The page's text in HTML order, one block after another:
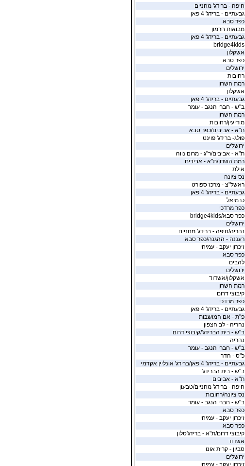
חיפה - ברידג' מחניים
גבעתיים - ברידג' 4 פאן
כפר סבא
מבואות חרמון
גבעתיים - ברידג' 4 פאן
bridge4kids
אשקלון
כפר סבא
ירושלים
רחובות
רמת השרון
אשקלון
גבעתיים - ברידג' 4 פאן
ב"ש - חברי הנגב - עומר
רמת השרון
מודיעין/רחובות
ת"א - אביבים/כפר סבא
פולג- ברידג' פוינט
ירושלים
ת"א - אביבים/ר"ג - מרום נווה
רמת השרון/ת"א - אביבים
אילת
נס ציונה
ראשל"צ - מרכז ספורט
גבעתיים - ברידג' 4 פאן
כרמיאל
כפר מרדכי
כפר סבא/bridge4kids
ירושלים
נהריה/חיפה - ברידג' מחניים
רעננה - ההגנה/כפר סבא
זיכרון יעקב - עמיחי
כפר סבא
להבים
ירושלים
אשקלון/אשדוד
רמת השרון
קיבוצי דרום
כפר מרדכי
גבעתיים - ברידג' 4 פאן
פ"ת - אם המושבות
נהריה - לב הצפון
ב"ש - בית הברידג'/קיבוצי דרום
נהריה
ב"ש - חברי הנגב - עומר
כ"ס - הדר
גבעתיים - ברידג' 4 פאן/ברידג' אונליין אקדמי
ב"ש - בית הברידג'
ת"א - אביבים
חיפה - ברידג' מחניים/טבעון
נס ציונה/רחובות
ב"ש - חברי הנגב - עומר
כפר סבא
זיכרון יעקב - עמיחי
כפר סבא
קיבוצי דרום/ת"א - ברידג'סלון
אשדוד
סביון - קרית אונו
ירושלים
זיכרון יעקב - עמיחי